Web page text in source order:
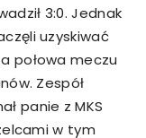
3:0. Jednak
uzyskiwać
połowa meczu
Zespół
panie z MKS
w tym